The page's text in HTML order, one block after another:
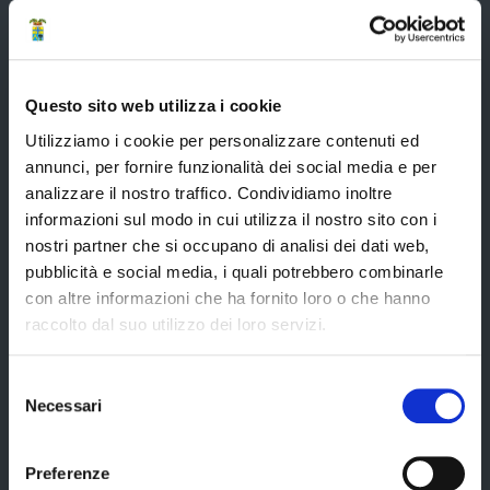
Questo sito web utilizza i cookie
Utilizziamo i cookie per personalizzare contenuti ed
annunci, per fornire funzionalità dei social media e per
analizzare il nostro traffico. Condividiamo inoltre
informazioni sul modo in cui utilizza il nostro sito con i
nostri partner che si occupano di analisi dei dati web,
pubblicità e social media, i quali potrebbero combinarle
con altre informazioni che ha fornito loro o che hanno
raccolto dal suo utilizzo dei loro servizi.
delNecessari
Preferenze
Elezioni del Presidente della Provincia del 28/01/2023
Atti generali
Uffici e orari
Trasparenza – anticorruzione
CUG – Comitato Unico di Garanzia per le Pari Opportunità
Certificazione di qualità
Modulistica